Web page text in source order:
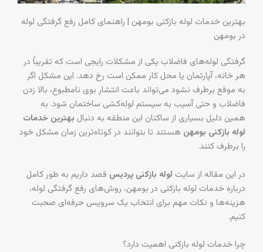
بهترین خدمات لوله بازکنی بومهن | راهنمای کامل رفع گرفتگی لوله
در بومهن
گرفتگی لوله‌های فاضلاب یکی از مشکلات رایجی است که تقریباً در
هر خانه، آپارتمان یا محل کار ممکن است رخ دهد. این مشکل اگر
به موقع برطرف نشود می‌تواند باعث انتشار بوی نامطبوع، بالا زدن
فاضلاب و حتی آسیب به سیستم لوله‌کشی ساختمان شود. به
همین دلیل بسیاری از ساکنان این منطقه به دنبال بهترین خدمات
لوله بازکنی بومهن هستند تا بتوانند در کوتاه‌ترین زمان مشکل خود
را برطرف کنند.
در این مقاله از سایت لوله بازکنی پردیس قصد داریم به طور کامل
درباره خدمات لوله بازکنی در بومهن، روش‌های رفع گرفتگی لوله،
هزینه‌ها و نکات مهم برای انتخاب یک سرویس حرفه‌ای صحبت
کنیم.
چرا خدمات لوله بازکنی اهمیت دارد؟